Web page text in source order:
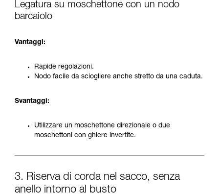
Legatura su moschettone con un nodo
barcaiolo
Vantaggi:
Rapide regolazioni.
Nodo facile da sciogliere anche stretto da una caduta.
Svantaggi:
Utilizzare un moschettone direzionale o due
moschettoni con ghiere invertite.
3. Riserva di corda nel sacco, senza
anello intorno al busto